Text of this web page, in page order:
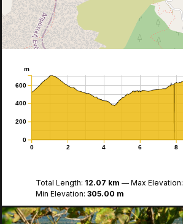
0 2 4 6 8
0
200
400
600
m
Total Length: 12.07 km Max Elevation:
Min Elevation: 305.00 m